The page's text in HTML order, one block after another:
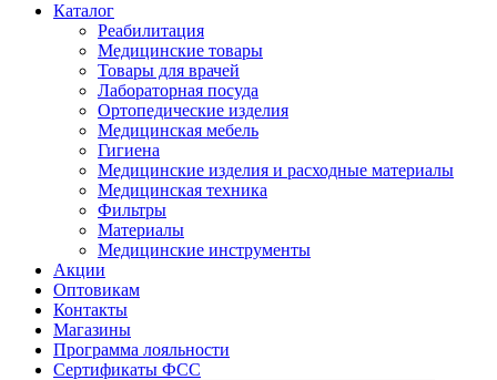
Каталог
Реабилитация
Медицинские товары
Товары для врачей
Лабораторная посуда
Ортопедические изделия
Медицинская мебель
Гигиена
Медицинские изделия и расходные материалы
Медицинская техника
Фильтры
Материалы
Медицинские инструменты
Акции
Оптовикам
Контакты
Магазины
Программа лояльности
Сертификаты ФСС